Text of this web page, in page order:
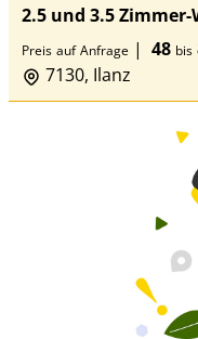
2.5 und 3.5
Preis auf Anfrage | 48 bis
7130, Ilanz